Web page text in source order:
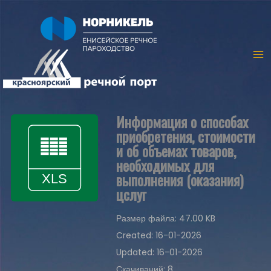
Информация о способах
приобретения, стоимости
и об объемах товаров,
необходимых для
выполнения (оказания)
цслуг
Размер файла: 47.00 KB
Created: 16-01-2026
Updated: 16-01-2026